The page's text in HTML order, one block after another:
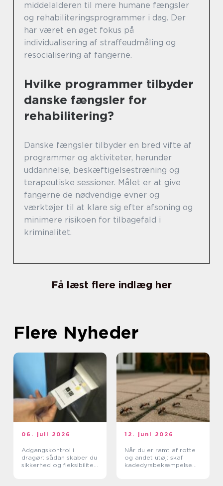
middelalderen til mere humane fængsler
og rehabiliteringsprogrammer i dag. Der
har været en øget fokus på
individualisering af straffeudmåling og
resocialisering af fangerne.
Hvilke programmer tilbyder
danske fængsler for
rehabilitering?
Danske fængsler tilbyder en bred vifte af
programmer og aktiviteter, herunder
uddannelse, beskæftigelsestræning og
terapeutiske sessioner. Målet er at give
fangerne de nødvendige evner og
værktøjer til at klare sig efter afsoning og
minimere risikoen for tilbagefald i
kriminalitet.
Få læst flere indlæg her
Flere Nyheder
06. juli 2026
Adgangskontrol i
dragør: sådan skaber du
sikkerhed og fleksibilitet
12. juni 2026
Når du er ramt af rotte
og andet utøj: skaf
kadedyrsbekæmpelse